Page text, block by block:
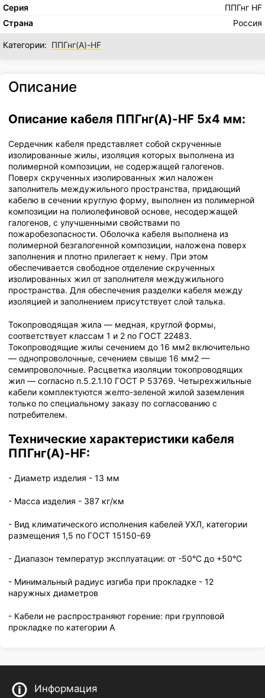
Серия
ППГнг HF
Страна
Россия
Категории: ППГнг(А)-HF
Описание
Описание кабеля ППГнг(А)-HF 5х4 мм:
Сердечник кабеля представляет собой скрученные
изолированные жилы, изоляция которых выполнена из
полимерной композиции, не содержащей галогенов.
Поверх скрученных изолированных жил наложен
заполнитель междужильного пространства, придающий
кабелю в сечении круглую форму, выполнен из полимерной
композиции на полиолефиновой основе, несодержащей
галогенов, с улучшенными свойствами по
пожаробезопасности. Оболочка кабеля выполнена из
полимерной безгалогенной композиции, наложена поверх
заполнения и плотно прилегает к нему. При этом
обеспечивается свободное отделение скрученных
изолированных жил от заполнителя междужильного
пространства. Для обеспечения разделки кабеля между
изоляцией и заполнением присутствует слой талька.
Токопроводящая жила — медная, круглой формы,
соответствует классам 1 и 2 по ГОСТ 22483.
Токопроводящие жилы сечением до 16 мм2 включительно
— однопроволочные, сечением свыше 16 мм2 —
семипроволочные. Расцветка изоляции токопроводящих
жил — согласно п.5.2.1.10 ГОСТ Р 53769. Четырехжильные
кабели комплектуются желто-зеленой жилой заземления
только по специальному заказу по согласованию с
потребителем.
Технические характеристики кабеля
ППГнг(А)-HF:
- Диаметр изделия - 13 мм
- Масса изделия - 387 кг/км
- Вид климатического исполнения кабелей УХЛ, категории
размещения 1,5 по ГОСТ 15150-69
- Диапазон температур эксплуатации: от -50°С до +50°С
- Минимальный радиус изгиба при прокладке - 12
наружных диаметров
- Кабели не распространяют горение: при групповой
прокладке по категории А
Информация